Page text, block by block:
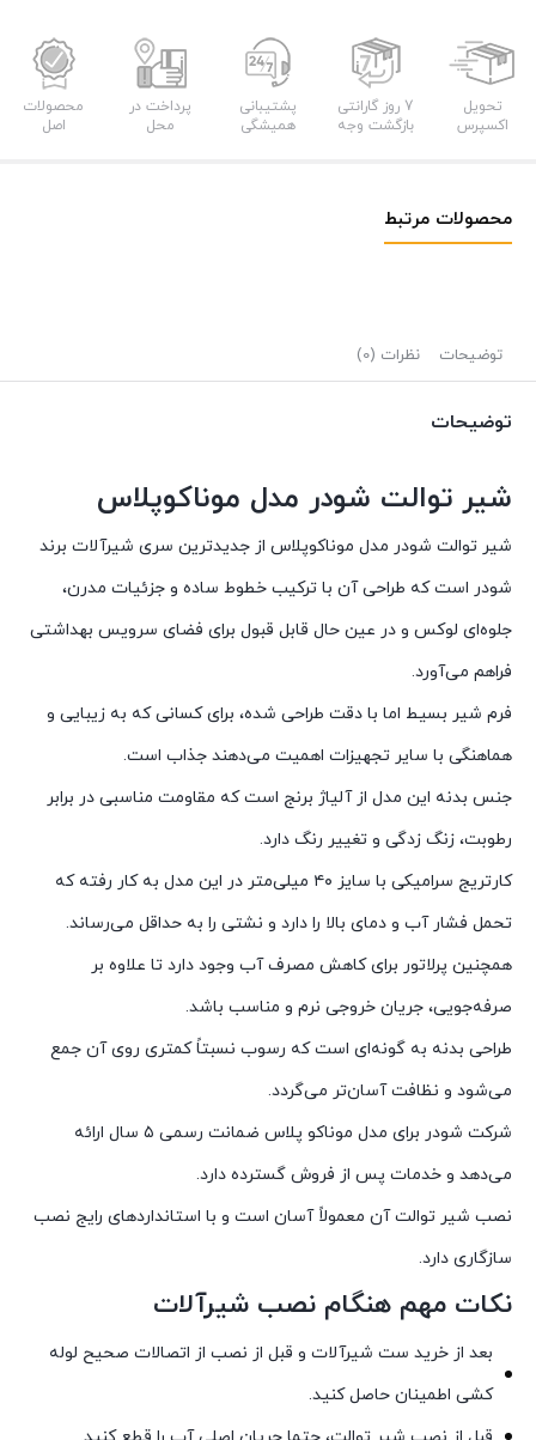
مدل
موناکوپلاس
عدد
تحویل
اکسپرس
7 روز گارانتی
بازگشت وجه
پشتیبانی
همیشگی
پرداخت در
محل
محصولات
اصل
محصولات مرتبط
توضیحات نظرات (0)
توضیحات
شیر توالت شودر مدل موناکوپلاس
شیر توالت شودر مدل موناکوپلاس از جدیدترین سری شیرآلات برند
شودر است که طراحی آن با ترکیب خطوط ساده و جزئیات مدرن،
جلوه‌ای لوکس و در عین حال قابل قبول برای فضای سرویس بهداشتی
فراهم می‌آورد.
فرم شیر بسیط اما با دقت طراحی شده، برای کسانی که به زیبایی و
هماهنگی با سایر تجهیزات اهمیت می‌دهند جذاب است.
جنس بدنه این مدل از آلیاژ برنج است که مقاومت مناسبی در برابر
رطوبت، زنگ زدگی و تغییر رنگ دارد.
کارتریج سرامیکی با سایز ۴۰ میلی‌متر در این مدل به کار رفته که
تحمل فشار آب و دمای بالا را دارد و نشتی را به حداقل می‌رساند.
همچنین پرلاتور برای کاهش مصرف آب وجود دارد تا علاوه بر
صرفه‌جویی، جریان خروجی نرم و مناسب باشد.
طراحی بدنه به گونه‌ای است که رسوب نسبتاً کمتری روی آن جمع
می‌شود و نظافت آسان‌تر می‌گردد.
شرکت شودر برای مدل موناکو پلاس ضمانت رسمی ۵ سال ارائه
می‌دهد و خدمات پس از فروش گسترده دارد.
نصب شیر توالت آن معمولاً آسان است و با استانداردهای رایج نصب
سازگاری دارد.
نکات مهم هنگام نصب شیرآلات
بعد از خرید ست شیرآلات و قبل از نصب از اتصالات صحیح لوله
کشی اطمینان حاصل کنید.